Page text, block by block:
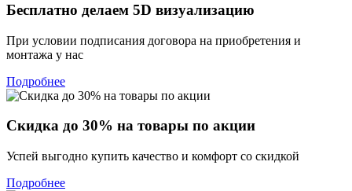
Бесплатно делаем 5D визуализацию
При условии подписания договора на приобретения и
монтажа у нас
Подробнее
Скидка до 30% на товары по акции
Успей выгодно купить качество и комфорт со скидкой
Подробнее